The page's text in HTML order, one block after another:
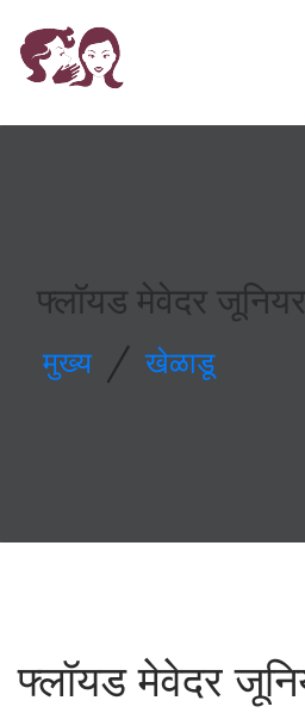
फ्लॉयड मेवेदर
मुख्य / खेळाडू
फ्लॉयड मेवेदर